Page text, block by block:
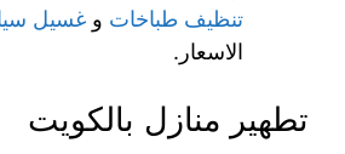
تنظيف طباخات و غسيل
الاسعار.
تطهير منازل بالكويت